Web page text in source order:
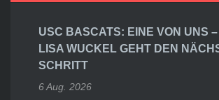
USC BASCATS: EINE VON UNS
LISA WUCKEL GEHT DEN
SCHRITT
6 Aug. 2026